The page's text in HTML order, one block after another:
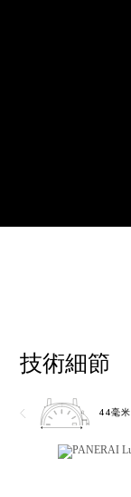
技術細節
44毫米